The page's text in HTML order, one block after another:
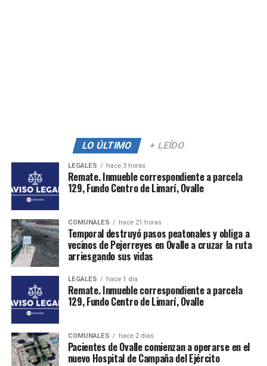
LO ÚLTIMO + LEÍDO
LEGALES hace 3 horas
Remate. Inmueble correspondiente a parcela
129, Fundo Centro de Limarí, Ovalle
COMUNALES hace 21 horas
Temporal destruyó pasos peatonales y obliga a
vecinos de Pejerreyes en Ovalle a cruzar la ruta
arriesgando sus vidas
LEGALES hace 1 día
Remate. Inmueble correspondiente a parcela
129, Fundo Centro de Limarí, Ovalle
COMUNALES hace 2 días
Pacientes de Ovalle comienzan a operarse en el
nuevo Hospital de Campaña del Ejército